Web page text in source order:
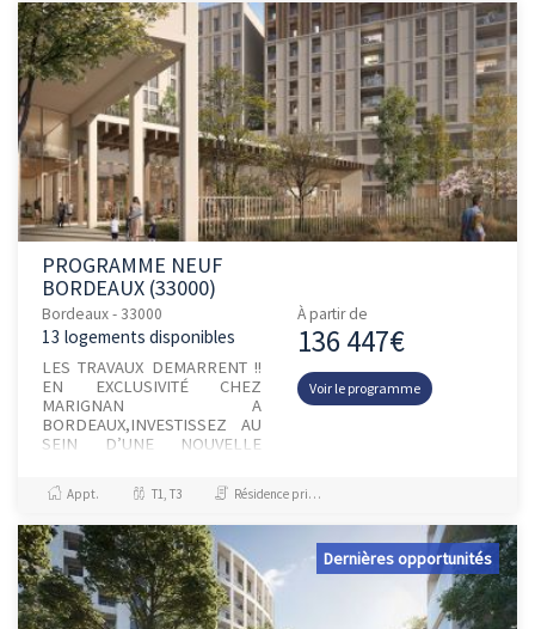
PROGRAMME NEUF
BORDEAUX (33000)
Bordeaux - 33000
13 logements disponibles
LES TRAVAUX DEMARRENT !!
EN EXCLUSIVITÉ CHEZ
MARIGNAN A
BORDEAUX,INVESTISSEZ AU
SEIN D’UNE NOUVELLE
LMNP, AU CŒUR D’UNE
NOUVELLE CENTRALITÉ, AU
PIED DU JARDIN DE L’ARS...
À partir de
136 447€
Voir le programme
Appt. T1, T3 Résidence principale / PTZ, Investissement et Défiscalisation
Dernières opportunités